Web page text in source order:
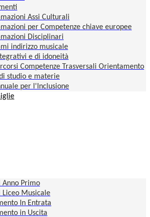
Assi Culturali
per Competenze chiave europee
Disciplinari
indirizzo musicale
e di idoneità
Competenze Trasversali Orientamento
studio e materie
per l'Inclusione
Anno Primo
Liceo Musicale
In Entrata
in Uscita